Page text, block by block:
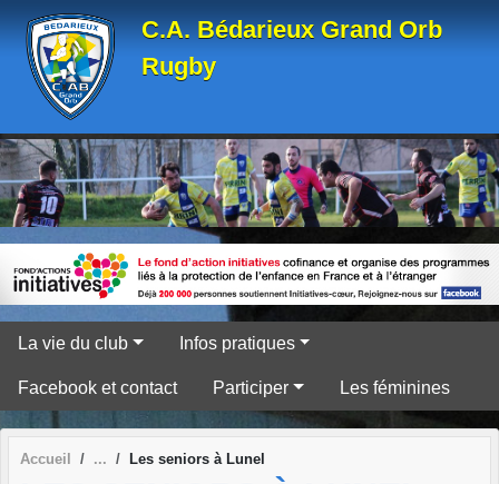
C.A. Bédarieux Grand Orb
Rugby
La vie du club Infos pratiques
Facebook et contact Participer Les féminines
Accueil Les seniors à Lunel
Panneau de gestion des cookies